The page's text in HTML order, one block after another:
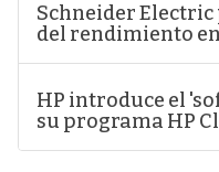
Schneider
del rendimiento
HP introduce el
su programa HP